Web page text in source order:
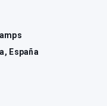
España